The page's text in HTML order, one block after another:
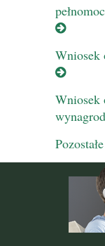
Wniosek
Wniosek